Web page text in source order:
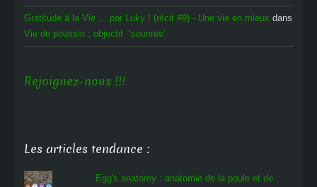
Gratitude à la Vie ... par Luky ! (récit #9) - Une vie en mieux dans
Vie de poussin : objectif ‘sourires’
Rejoignez-nous !!!
Les articles tendance :
Egg's anatomy : anatomie de la poule et de